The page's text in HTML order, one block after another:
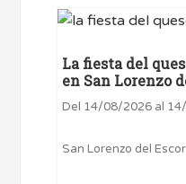
La fiesta del
en San Lorenzo
Del 14/08/2026 al
San Lorenzo del